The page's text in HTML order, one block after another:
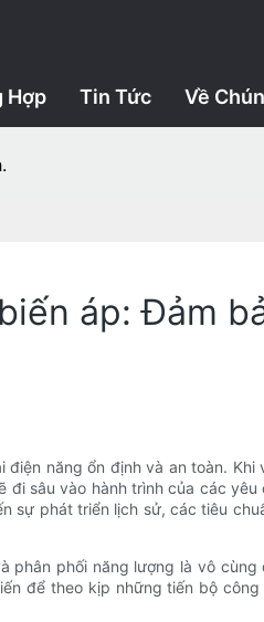
Hợp Tin Tức Về
áp: Đảm
năng ổn định và an toàn.
sâu vào hành trình của các
phát triển lịch sử, các tiêu
phối năng lượng là vô
để theo kịp những tiến bộ